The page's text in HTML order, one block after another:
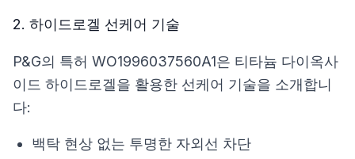
2. 하이드로겔 선케어 기술
P&G의 특허 WO1996037560A1은 티타늄 다이옥사
이드 하이드로겔을 활용한 선케어 기술을 소개합니
다:
백탁 현상 없는 투명한 자외선 차단